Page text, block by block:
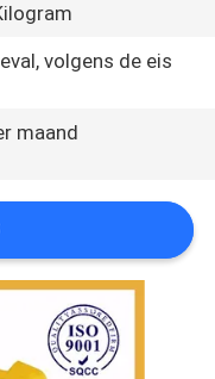
volgens de eis
maand